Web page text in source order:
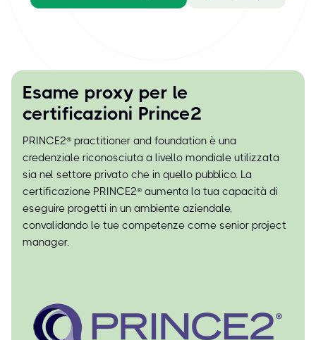
Esame proxy per le
certificazioni Prince2
PRINCE2® practitioner and foundation è una
credenziale riconosciuta a livello mondiale utilizzata
sia nel settore privato che in quello pubblico. La
certificazione PRINCE2® aumenta la tua capacità di
eseguire progetti in un ambiente aziendale,
convalidando le tue competenze come senior project
manager.